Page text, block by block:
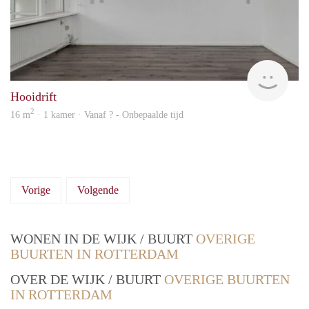
Hooidrift
16 m2 · 1 kamer · Vanaf ? - Onbepaalde tijd
Vorige Volgende
WONEN IN DE WIJK / BUURT OVERIGE
BUURTEN IN ROTTERDAM
OVER DE WIJK / BUURT OVERIGE BUURTEN
IN ROTTERDAM